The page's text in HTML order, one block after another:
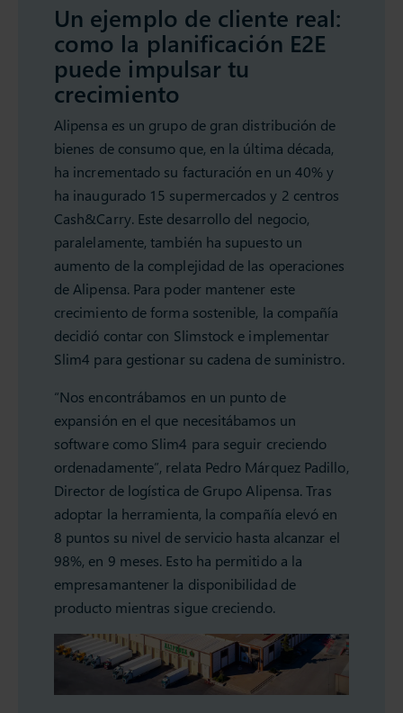
Un ejemplo de cliente real:
como la planificación E2E
puede impulsar tu
crecimiento
Alipensa es un grupo de gran distribución de
bienes de consumo que, en la última década,
ha incrementado su facturación en un 40% y
ha inaugurado 15 supermercados y 2 centros
Cash&Carry. Este desarrollo del negocio,
paralelamente, también ha supuesto un
aumento de la complejidad de las operaciones
de Alipensa. Para poder mantener este
crecimiento de forma sostenible, la compañía
decidió contar con Slimstock e implementar
Slim4 para gestionar su cadena de suministro.
“Nos encontrábamos en un punto de
expansión en el que necesitábamos un
software como Slim4 para seguir creciendo
ordenadamente”, relata Pedro Márquez Padillo,
Director de logística de Grupo Alipensa. Tras
adoptar la herramienta, la compañía elevó en
8 puntos su nivel de servicio hasta alcanzar el
98%, en 9 meses. Esto ha permitido a la
empresamantener la disponibilidad de
producto mientras sigue creciendo.